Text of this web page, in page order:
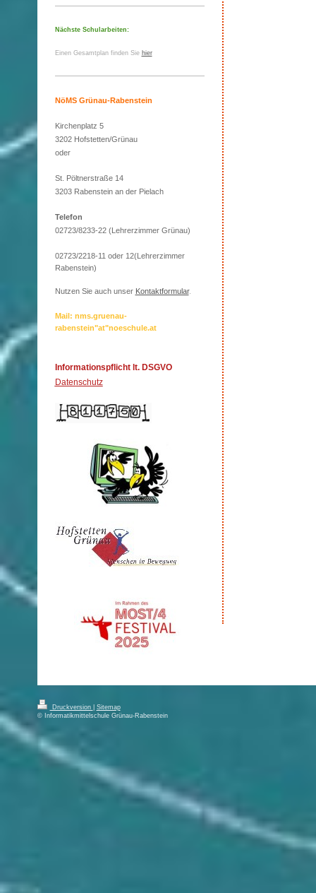
Nächste Schularbeiten:
Einen Gesamtplan finden Sie hier
NöMS Grünau-Rabenstein
Kirchenplatz 5
3202 Hofstetten/Grünau
oder
St. Pöltnerstraße 14
3203 Rabenstein an der Pielach
Telefon
02723/8233-22 (Lehrerzimmer Grünau)
02723/2218-11 oder 12(Lehrerzimmer
Rabenstein)
Nutzen Sie auch unser Kontaktformular.
Mail: nms.gruenau-
rabenstein"at"noeschule.at
Informationspflicht lt. DSGVO
Datenschutz
Druckversion
Sitemap
© Informatikmittelschule Grünau-Rabenstein